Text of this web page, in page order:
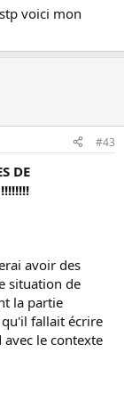
voici mon
#43
DE
avoir des
situation de
la partie
qu'il fallait écrire
le contexte